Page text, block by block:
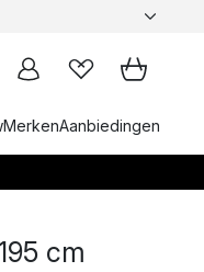
MerkenAanbiedingen
cm